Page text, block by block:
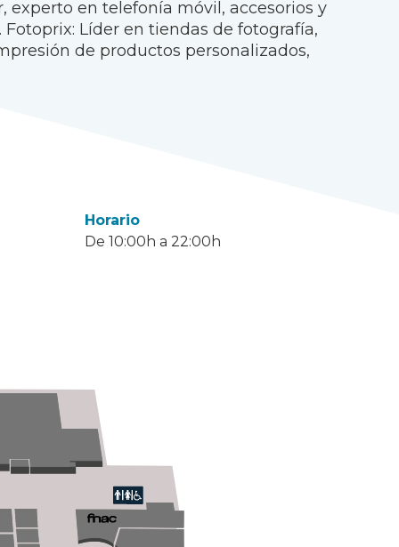
experto en telefonía móvil, accesorios y
Líder en tiendas de fotografía,
de productos personalizados,
Horario
De 10:00h a 22:00h